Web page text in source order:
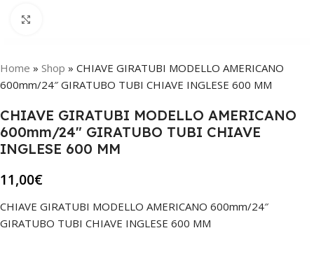
Home » Shop » CHIAVE GIRATUBI MODELLO AMERICANO
600mm/24″ GIRATUBO TUBI CHIAVE INGLESE 600 MM
CHIAVE GIRATUBI MODELLO AMERICANO
600mm/24″ GIRATUBO TUBI CHIAVE
INGLESE 600 MM
11,00€
CHIAVE GIRATUBI MODELLO AMERICANO 600mm/24″
GIRATUBO TUBI CHIAVE INGLESE 600 MM